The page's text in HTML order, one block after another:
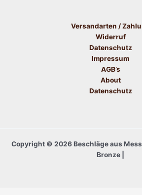
Versandarten /
Widerruf
Datenschutz
Impressum
AGB’s
About
Datenschutz
Copyright © 2026 Beschläge aus
Bronze |